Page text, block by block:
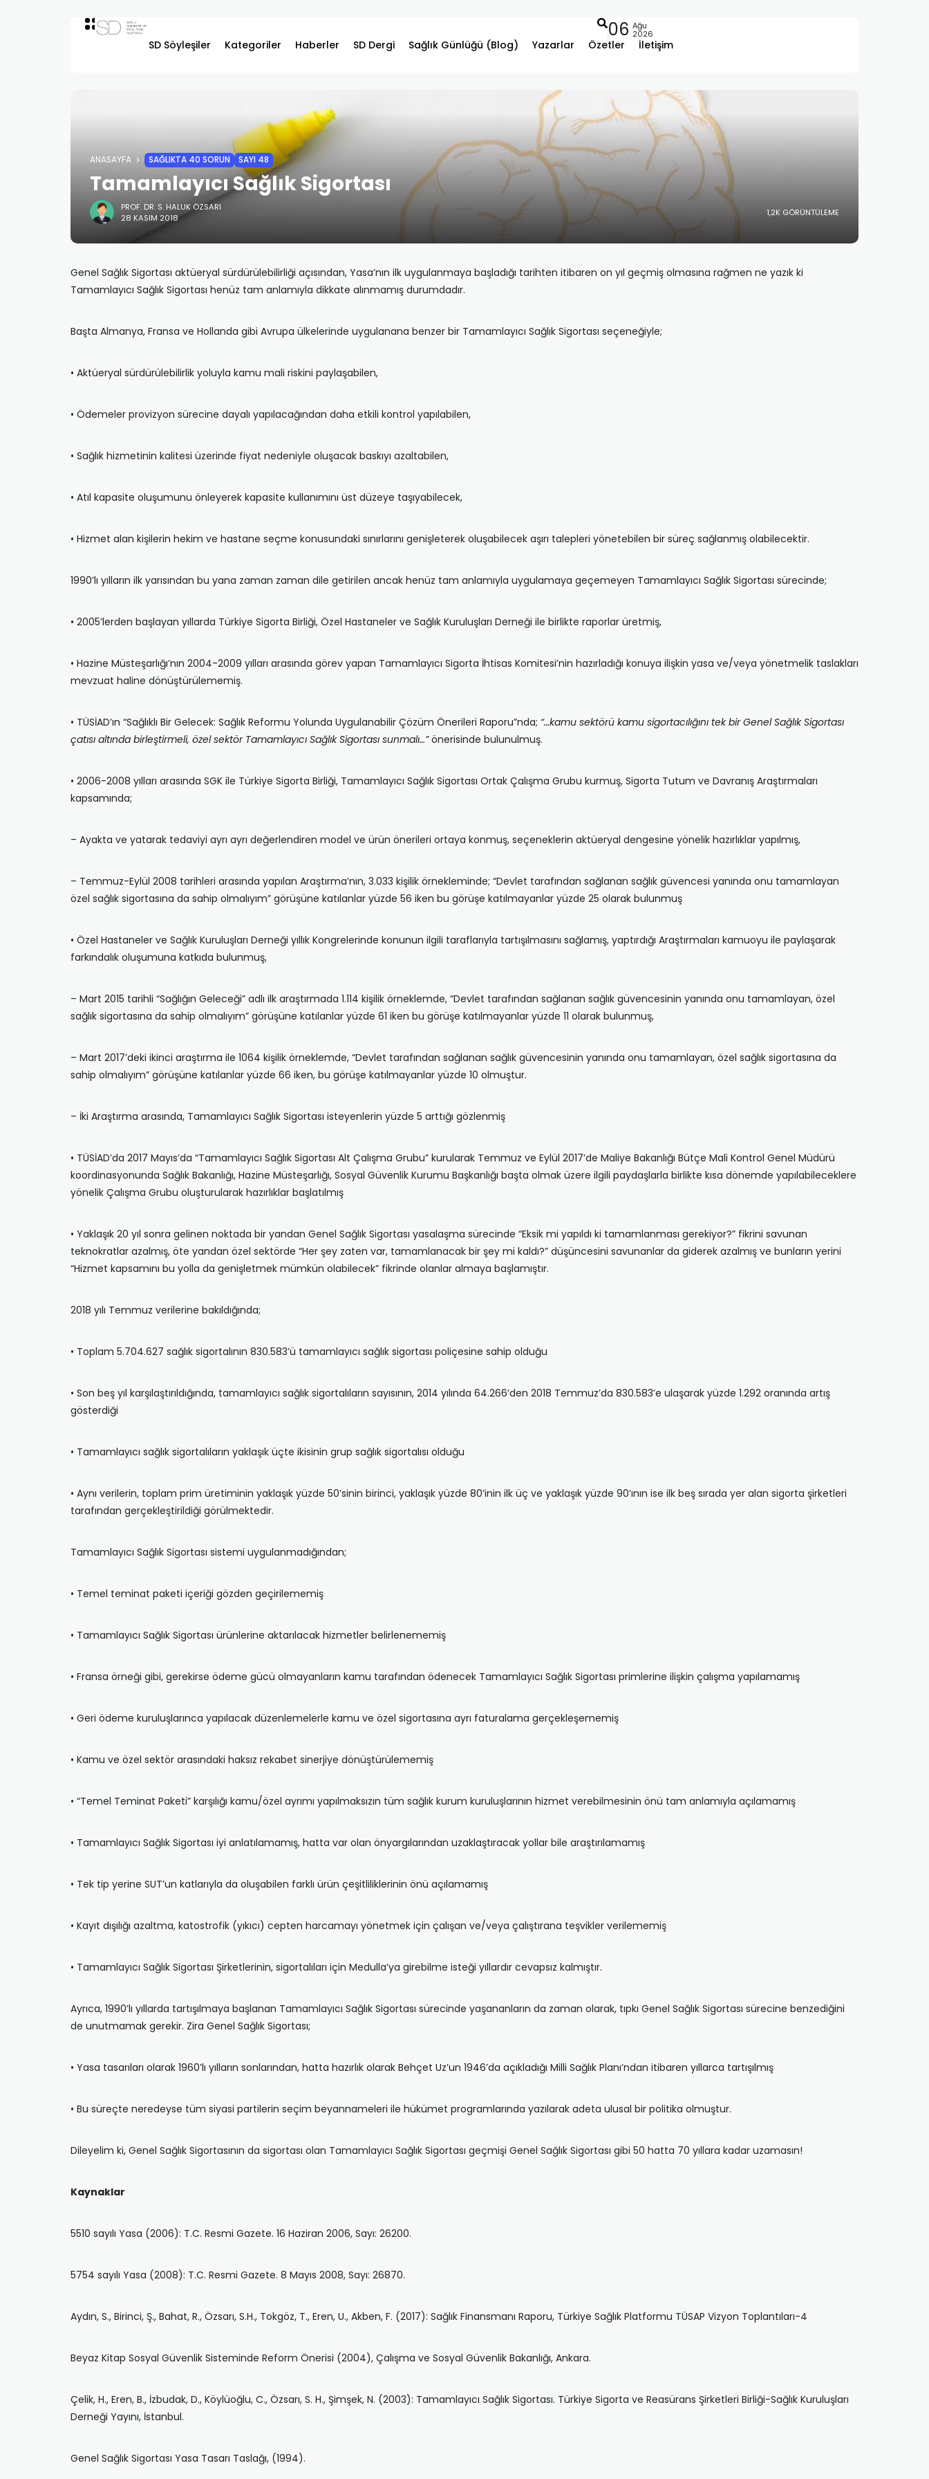
SD Söyleşiler Kategoriler Haberler SD Dergi Sağlık Günlüğü (Blog) Yazarlar Özetler İletişim
06 Ağu
2026
ANASAYFA SAĞLIKTA 40 SORUN SAYI 48
Tamamlayıcı Sağlık Sigortası
PROF. DR. S. HALUK ÖZSARI
28 KASIM 2018
1,2K GÖRÜNTÜLEME
Genel Sağlık Sigortası aktüeryal sürdürülebilirliği açısından, Yasa’nın ilk uygulanmaya başladığı tarihten itibaren on yıl geçmiş olmasına rağmen ne yazık ki
Tamamlayıcı Sağlık Sigortası henüz tam anlamıyla dikkate alınmamış durumdadır.
Başta Almanya, Fransa ve Hollanda gibi Avrupa ülkelerinde uygulanana benzer bir Tamamlayıcı Sağlık Sigortası seçeneğiyle;
• Aktüeryal sürdürülebilirlik yoluyla kamu mali riskini paylaşabilen,
• Ödemeler provizyon sürecine dayalı yapılacağından daha etkili kontrol yapılabilen,
• Sağlık hizmetinin kalitesi üzerinde fiyat nedeniyle oluşacak baskıyı azaltabilen,
• Atıl kapasite oluşumunu önleyerek kapasite kullanımını üst düzeye taşıyabilecek,
• Hizmet alan kişilerin hekim ve hastane seçme konusundaki sınırlarını genişleterek oluşabilecek aşırı talepleri yönetebilen bir süreç sağlanmış olabilecektir.
1990’lı yılların ilk yarısından bu yana zaman zaman dile getirilen ancak henüz tam anlamıyla uygulamaya geçemeyen Tamamlayıcı Sağlık Sigortası sürecinde;
• 2005’lerden başlayan yıllarda Türkiye Sigorta Birliği, Özel Hastaneler ve Sağlık Kuruluşları Derneği ile birlikte raporlar üretmiş,
• Hazine Müsteşarlığı’nın 2004-2009 yılları arasında görev yapan Tamamlayıcı Sigorta İhtisas Komitesi’nin hazırladığı konuya ilişkin yasa ve/veya yönetmelik taslakları
mevzuat haline dönüştürülememiş.
• TÜSİAD’ın “Sağlıklı Bir Gelecek: Sağlık Reformu Yolunda Uygulanabilir Çözüm Önerileri Raporu”nda; “…kamu sektörü kamu sigortacılığını tek bir Genel Sağlık Sigortası
çatısı altında birleştirmeli, özel sektör Tamamlayıcı Sağlık Sigortası sunmalı…”önerisinde bulunulmuş.
• 2006-2008 yılları arasında SGK ile Türkiye Sigorta Birliği, Tamamlayıcı Sağlık Sigortası Ortak Çalışma Grubu kurmuş, Sigorta Tutum ve Davranış Araştırmaları
kapsamında;
– Ayakta ve yatarak tedaviyi ayrı ayrı değerlendiren model ve ürün önerileri ortaya konmuş, seçeneklerin aktüeryal dengesine yönelik hazırlıklar yapılmış,
– Temmuz-Eylül 2008 tarihleri arasında yapılan Araştırma’nın, 3.033 kişilik örnekleminde; “Devlet tarafından sağlanan sağlık güvencesi yanında onu tamamlayan
özel sağlık sigortasına da sahip olmalıyım” görüşüne katılanlar yüzde 56 iken bu görüşe katılmayanlar yüzde 25 olarak bulunmuş
• Özel Hastaneler ve Sağlık Kuruluşları Derneği yıllık Kongrelerinde konunun ilgili taraflarıyla tartışılmasını sağlamış, yaptırdığı Araştırmaları kamuoyu ile paylaşarak
farkındalık oluşumuna katkıda bulunmuş,
– Mart 2015 tarihli “Sağlığın Geleceği” adlı ilk araştırmada 1.114 kişilik örneklemde, “Devlet tarafından sağlanan sağlık güvencesinin yanında onu tamamlayan, özel
sağlık sigortasına da sahip olmalıyım” görüşüne katılanlar yüzde 61 iken bu görüşe katılmayanlar yüzde 11 olarak bulunmuş,
– Mart 2017’deki ikinci araştırma ile 1064 kişilik örneklemde, “Devlet tarafından sağlanan sağlık güvencesinin yanında onu tamamlayan, özel sağlık sigortasına da
sahip olmalıyım” görüşüne katılanlar yüzde 66 iken, bu görüşe katılmayanlar yüzde 10 olmuştur.
– İki Araştırma arasında, Tamamlayıcı Sağlık Sigortası isteyenlerin yüzde 5 arttığı gözlenmiş
• TÜSİAD’da 2017 Mayıs’da “Tamamlayıcı Sağlık Sigortası Alt Çalışma Grubu” kurularak Temmuz ve Eylül 2017’de Maliye Bakanlığı Bütçe Mali Kontrol Genel Müdürü
koordinasyonunda Sağlık Bakanlığı, Hazine Müsteşarlığı, Sosyal Güvenlik Kurumu Başkanlığı başta olmak üzere ilgili paydaşlarla birlikte kısa dönemde yapılabileceklere
yönelik Çalışma Grubu oluşturularak hazırlıklar başlatılmış
• Yaklaşık 20 yıl sonra gelinen noktada bir yandan Genel Sağlık Sigortası yasalaşma sürecinde “Eksik mi yapıldı ki tamamlanması gerekiyor?” fikrini savunan
teknokratlar azalmış, öte yandan özel sektörde “Her şey zaten var, tamamlanacak bir şey mi kaldı?” düşüncesini savunanlar da giderek azalmış ve bunların yerini
“Hizmet kapsamını bu yolla da genişletmek mümkün olabilecek” fikrinde olanlar almaya başlamıştır.
2018 yılı Temmuz verilerine bakıldığında;
• Toplam 5.704.627 sağlık sigortalının 830.583’ü tamamlayıcı sağlık sigortası poliçesine sahip olduğu
• Son beş yıl karşılaştırıldığında, tamamlayıcı sağlık sigortalıların sayısının, 2014 yılında 64.266’den 2018 Temmuz’da 830.583’e ulaşarak yüzde 1.292 oranında artış
gösterdiği
• Tamamlayıcı sağlık sigortalıların yaklaşık üçte ikisinin grup sağlık sigortalısı olduğu
• Aynı verilerin, toplam prim üretiminin yaklaşık yüzde 50’sinin birinci, yaklaşık yüzde 80’inin ilk üç ve yaklaşık yüzde 90’ının ise ilk beş sırada yer alan sigorta şirketleri
tarafından gerçekleştirildiği görülmektedir.
Tamamlayıcı Sağlık Sigortası sistemi uygulanmadığından;
• Temel teminat paketi içeriği gözden geçirilememiş
• Tamamlayıcı Sağlık Sigortası ürünlerine aktarılacak hizmetler belirlenememiş
• Fransa örneği gibi, gerekirse ödeme gücü olmayanların kamu tarafından ödenecek Tamamlayıcı Sağlık Sigortası primlerine ilişkin çalışma yapılamamış
• Geri ödeme kuruluşlarınca yapılacak düzenlemelerle kamu ve özel sigortasına ayrı faturalama gerçekleşememiş
• Kamu ve özel sektör arasındaki haksız rekabet sinerjiye dönüştürülememiş
• “Temel Teminat Paketi” karşılığı kamu/özel ayrımı yapılmaksızın tüm sağlık kurum kuruluşlarının hizmet verebilmesinin önü tam anlamıyla açılamamış
• Tamamlayıcı Sağlık Sigortası iyi anlatılamamış, hatta var olan önyargılarından uzaklaştıracak yollar bile araştırılamamış
• Tek tip yerine SUT’un katlarıyla da oluşabilen farklı ürün çeşitliliklerinin önü açılamamış
• Kayıt dışılığı azaltma, katostrofik (yıkıcı) cepten harcamayı yönetmek için çalışan ve/veya çalıştırana teşvikler verilememiş
• Tamamlayıcı Sağlık Sigortası Şirketlerinin, sigortalıları için Medulla’ya girebilme isteği yıllardır cevapsız kalmıştır.
Ayrıca, 1990’lı yıllarda tartışılmaya başlanan Tamamlayıcı Sağlık Sigortası sürecinde yaşananların da zaman olarak, tıpkı Genel Sağlık Sigortası sürecine benzediğini
de unutmamak gerekir. Zira Genel Sağlık Sigortası;
• Yasa tasarıları olarak 1960’lı yılların sonlarından, hatta hazırlık olarak Behçet Uz’un 1946’da açıkladığı Milli Sağlık Planı’ndan itibaren yıllarca tartışılmış
• Bu süreçte neredeyse tüm siyasi partilerin seçim beyannameleri ile hükümet programlarında yazılarak adeta ulusal bir politika olmuştur.
Dileyelim ki, Genel Sağlık Sigortasının da sigortası olan Tamamlayıcı Sağlık Sigortası geçmişi Genel Sağlık Sigortası gibi 50 hatta 70 yıllara kadar uzamasın!
Kaynaklar
5510 sayılı Yasa (2006): T.C. Resmi Gazete. 16 Haziran 2006, Sayı: 26200.
5754 sayılı Yasa (2008): T.C. Resmi Gazete. 8 Mayıs 2008, Sayı: 26870.
Aydın, S., Birinci, Ş., Bahat, R., Özsarı, S.H., Tokgöz, T., Eren, U., Akben, F. (2017): Sağlık Finansmanı Raporu, Türkiye Sağlık Platformu TÜSAP Vizyon Toplantıları-4
Beyaz Kitap Sosyal Güvenlik Sisteminde Reform Önerisi (2004), Çalışma ve Sosyal Güvenlik Bakanlığı, Ankara.
Çelik, H., Eren, B., İzbudak, D., Köylüoğlu, C., Özsarı, S. H., Şimşek, N. (2003): Tamamlayıcı Sağlık Sigortası. Türkiye Sigorta ve Reasürans Şirketleri Birliği-Sağlık Kuruluşları
Derneği Yayını, İstanbul.
Genel Sağlık Sigortası Yasa Tasarı Taslağı, (1994).